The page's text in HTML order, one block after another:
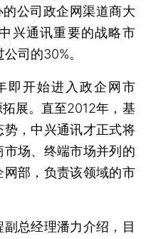
公司政企网渠道商大
兴通讯重要的战略市
司的30%。
开始进入政企网市
展。直至2012年，基
，中兴通讯才正式将
场、终端市场并列的
部，负责该领域的市
总经理潘力介绍，目